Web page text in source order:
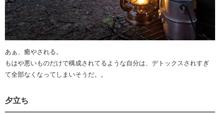
あぁ、癒やされる。
もはや悪いものだけで構成されてるような自分は、デトックスされすぎ
て全部なくなってしまいそうだ。。
夕立ち